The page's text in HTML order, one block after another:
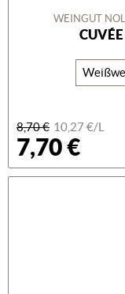
WEINGUT
8,70 € 10,27 €/L
7,70 €